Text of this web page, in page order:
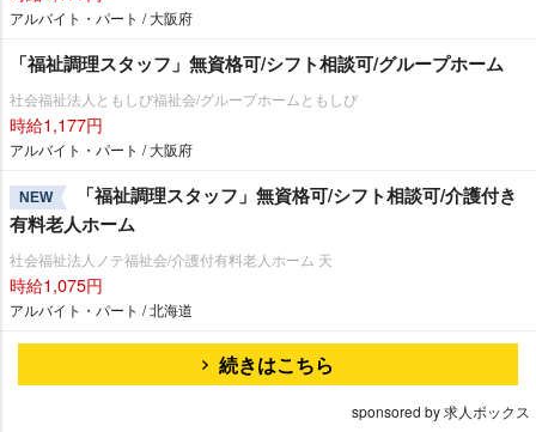
アルバイト・パート / 大阪府
「福祉調理スタッフ」無資格可/シフト相談可/グループホーム
社会福祉法人ともしび福祉会/グループホームともしび
時給1,177円
アルバイト・パート / 大阪府
NEW
「福祉調理スタッフ」無資格可/シフト相談可/介護付き
有料老人ホーム
社会福祉法人ノテ福祉会/介護付有料老人ホーム 天
時給1,075円
アルバイト・パート / 北海道
続きはこちら
sponsored by 求人ボックス